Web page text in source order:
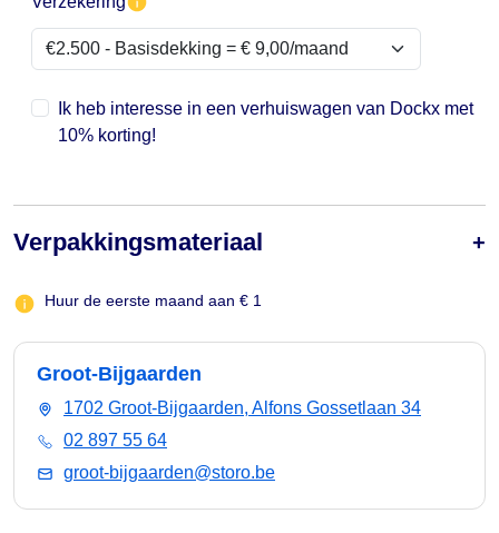
Ik heb interesse in een verhuiswagen van Dockx met
10% korting!
Verpakkingsmateriaal
Huur de eerste maand aan € 1
Groot-Bijgaarden
1702 Groot-Bijgaarden, Alfons Gossetlaan 34
02 897 55 64
groot-bijgaarden@storo.be